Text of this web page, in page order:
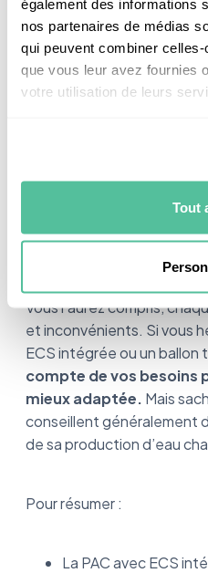
également des informations
nos partenaires de médias
qui peuvent combiner
que vous leur avez fournies
votre utilisation de leurs
Tout
Néanmoins, cette option
sur le long terme.Elle est
performante, et sera
grands besoins en eau
Conclusion :
installation
Vous l’aurez compris,
et inconvénients. Si vous
ECS intégrée ou un ballon
compte de vos besoins
mieux adaptée. Mais
conseillent généralement
de sa production d’eau
Pour résumer :
La PAC avec ECS